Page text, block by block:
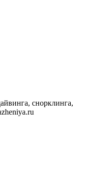
снорклинга,